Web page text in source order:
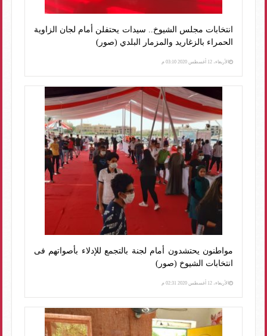
انتخابات مجلس الشيوخ.. سيدات يحتفلن أمام لجان الزاوية
الحمراء بالزغاريد والمزمار البلدي (صور)
الأربعاء، 12 أغسطس 2020 03:10 م
مواطنون يحتشدون أمام لجنة بالتجمع للإدلاء بأصواتهم فى
انتخابات الشيوخ (صور)
الأربعاء، 12 أغسطس 2020 02:31 م